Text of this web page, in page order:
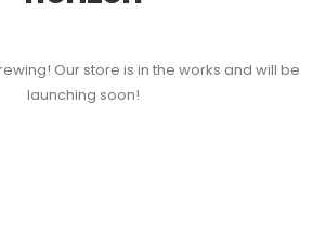
Our store is in the works and will be
launching soon!